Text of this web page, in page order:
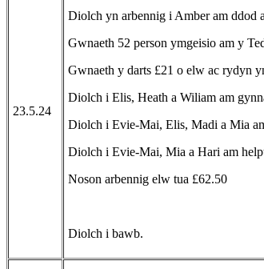
23.5.24
Diolch yn arbennig i Amber am ddod
Gwnaeth 52 person ymgeisio am y
Gwnaeth y darts £21 o elw ac rydyn
Diolch i Elis, Heath a Wiliam am
Diolch i Evie-Mai, Elis, Madi a Mia
Diolch i Evie-Mai, Mia a Hari am
Noson arbennig elw tua £62.50
Diolch i bawb.